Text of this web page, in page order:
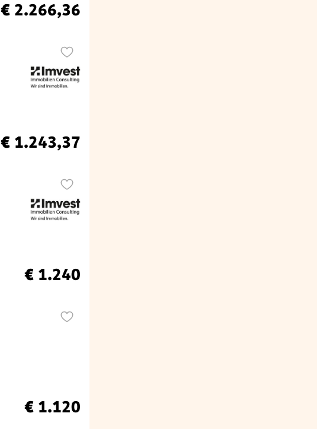
€ 2.266,36
€ 1.243,37
€ 1.240
€ 1.120